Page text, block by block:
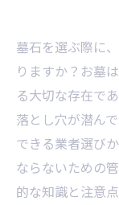
墓石を選ぶ際に
りますか？お墓
る大切な存在で
落とし穴が潜ん
できる業者選び
ならないための
的な知識と注意